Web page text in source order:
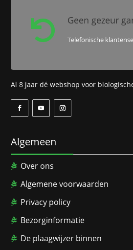
 Geen gezeur
Telefonische
Al 8 jaar dé webshop voor
Algemeen
Over ons
Algemene voorwaarden
Privacy policy
Bezorginformatie
De plaagwijzer binnen